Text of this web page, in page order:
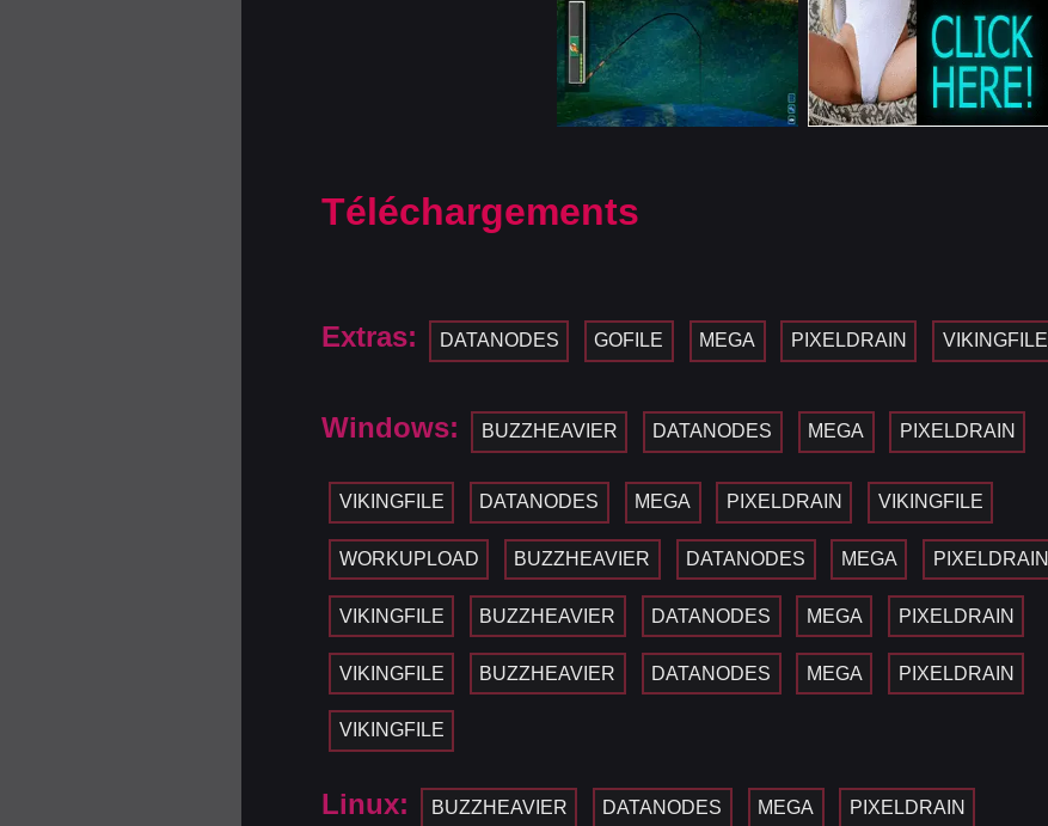
Téléchargements
Extras: DATANODES GOFILE MEGA PIXELDRAIN VIKINGFILE
Windows: BUZZHEAVIER DATANODES MEGA PIXELDRAIN
VIKINGFILE DATANODES MEGA PIXELDRAIN VIKINGFILE
WORKUPLOAD BUZZHEAVIER DATANODES MEGA PIXELDRAIN
VIKINGFILE BUZZHEAVIER DATANODES MEGA PIXELDRAIN
VIKINGFILE BUZZHEAVIER DATANODES MEGA PIXELDRAIN
VIKINGFILE
Linux: BUZZHEAVIER DATANODES MEGA PIXELDRAIN